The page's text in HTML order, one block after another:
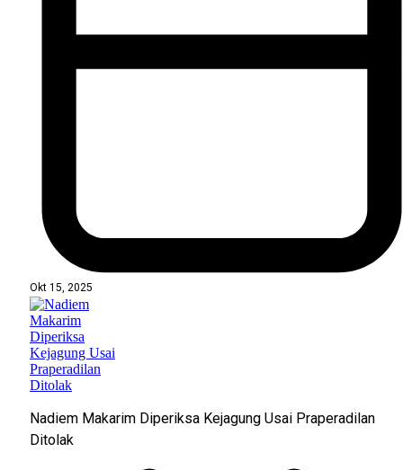
Okt 15, 2025
Nadiem Makarim Diperiksa Kejagung Usai Praperadilan
Ditolak